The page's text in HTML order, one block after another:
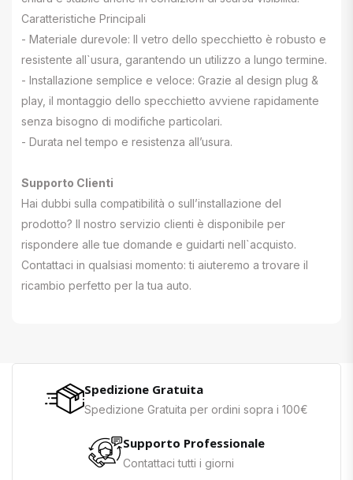
Caratteristiche Principali
- Materiale durevole: Il vetro dello specchietto è robusto e
resistente all`usura, garantendo un utilizzo a lungo termine.
- Installazione semplice e veloce: Grazie al design plug &
play, il montaggio dello specchietto avviene rapidamente
senza bisogno di modifiche particolari.
- Durata nel tempo e resistenza all’usura.
Supporto Clienti
Hai dubbi sulla compatibilità o sull’installazione del
prodotto? Il nostro servizio clienti è disponibile per
rispondere alle tue domande e guidarti nell`acquisto.
Contattaci in qualsiasi momento: ti aiuteremo a trovare il
ricambio perfetto per la tua auto.
Spedizione Gratuita
Spedizione Gratuita per ordini sopra i 100€
Supporto Professionale
Contattaci tutti i giorni